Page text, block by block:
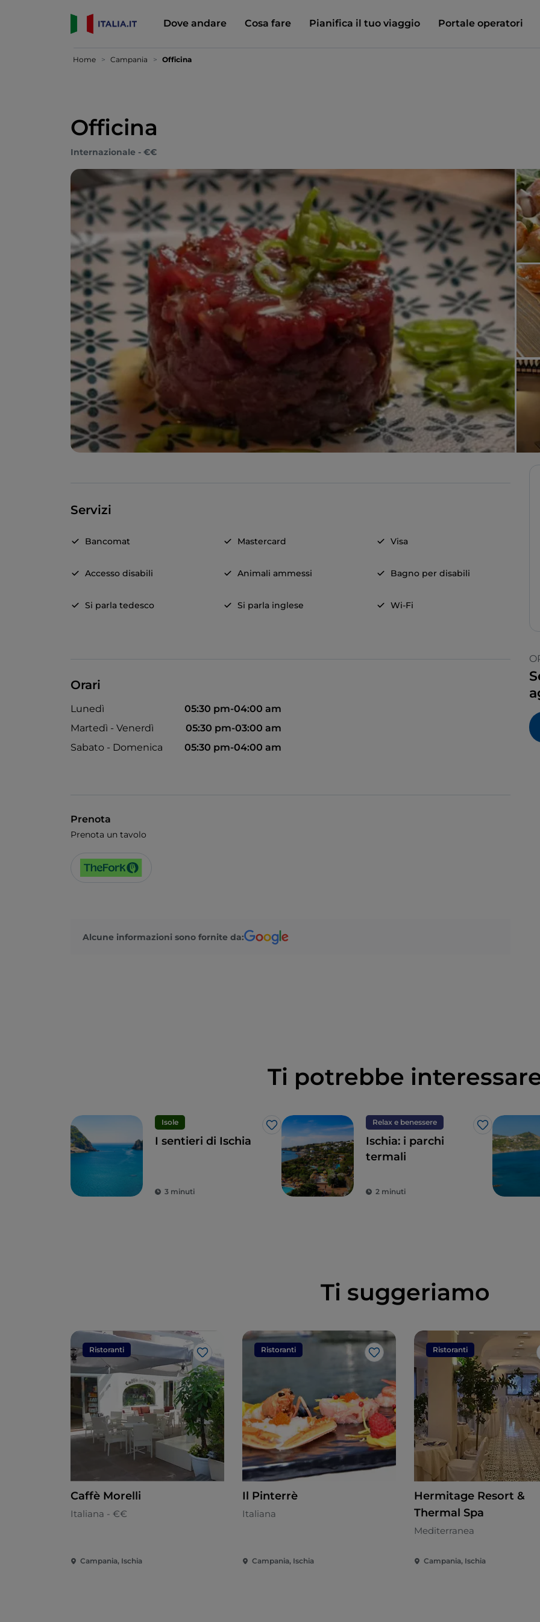
Dove andare Cosa fare Pianifica il tuo viaggio Portale operatori
Home Campania Officina
Officina
Internazionale - €€
Servizi
Bancomat Mastercard Visa
Accesso disabili Animali ammessi Bagno per disabili
Si parla tedesco Si parla inglese Wi-Fi
Orari
Lunedì
05:30 pm-04:00 am
Martedì - Venerdì
05:30 pm-03:00 am
Sabato - Domenica
05:30 pm-04:00 am
Prenota
Prenota un tavolo
Alcune informazioni sono fornite da:
Ti potrebbe
Isole
Like
I sentieri di Ischia
3 minuti
Relax e benessere
Like
Ischia: i parchi
termali
2 minuti
Ti suggeriamo
Ristoranti
Like
Caffè Morelli
Italiana - €€
Campania, Ischia
Ristoranti
Like
Il Pinterrè
Italiana
Campania, Ischia
Ristoranti
Hermitage Resort &
Thermal Spa
Mediterranea
Campania, Ischia